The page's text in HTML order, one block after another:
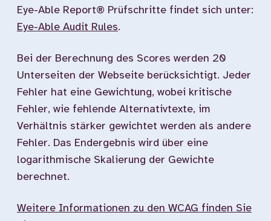
Eye-Able Report® Prüfschritte findet sich unter:
Eye-Able Audit Rules.
Bei der Berechnung des Scores werden 20
Unterseiten der Webseite berücksichtigt. Jeder
Fehler hat eine Gewichtung, wobei kritische
Fehler, wie fehlende Alternativtexte, im
Verhältnis stärker gewichtet werden als andere
Fehler. Das Endergebnis wird über eine
logarithmische Skalierung der Gewichte
berechnet.
Weitere Informationen zu den WCAG finden Sie